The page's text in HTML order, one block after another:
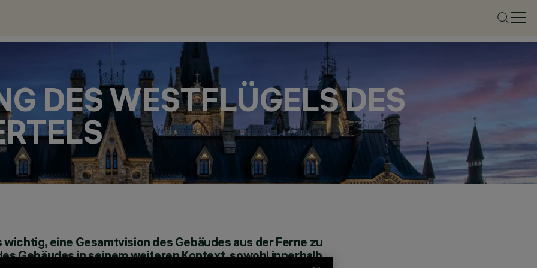
DES WESTFLÜGELS DES
eine Gesamtvision des Gebäudes aus der Ferne zu
Gebäudes in seinem weiteren Kontext, sowohl innerhalb